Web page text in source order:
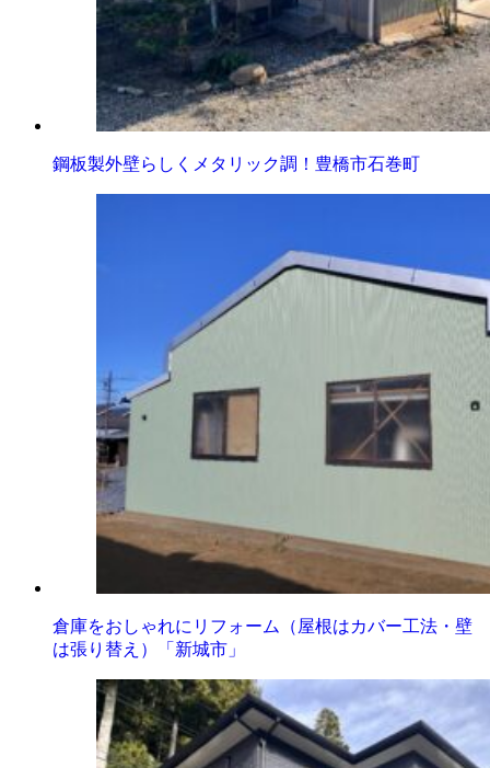
鋼板製外壁らしくメタリック調！豊橋市石巻町
倉庫をおしゃれにリフォーム（屋根はカバー工法・壁
は張り替え）「新城市」